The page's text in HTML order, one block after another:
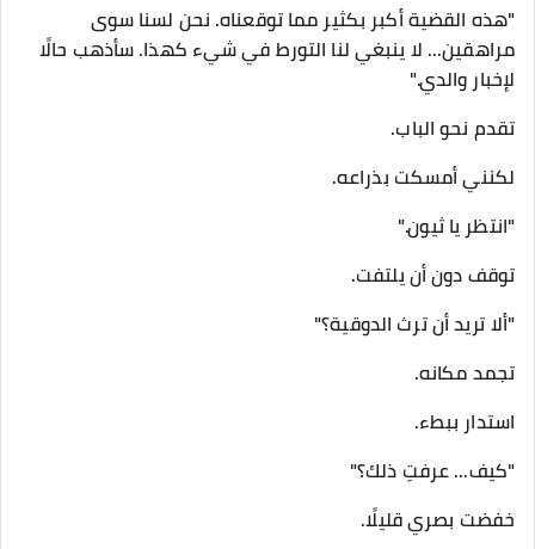
"هذه القضية أكبر بكثير مما توقعناه. نحن لسنا سوى
مراهقين... لا ينبغي لنا التورط في شيء كهذا. سأذهب حالًا
لإخبار والدي."
تقدم نحو الباب.
لكنني أمسكت بذراعه.
"انتظر يا ثيون."
توقف دون أن يلتفت.
"ألا تريد أن ترث الدوقية؟"
تجمد مكانه.
استدار ببطء.
"كيف... عرفتِ ذلك؟"
خفضت بصري قليلًا.